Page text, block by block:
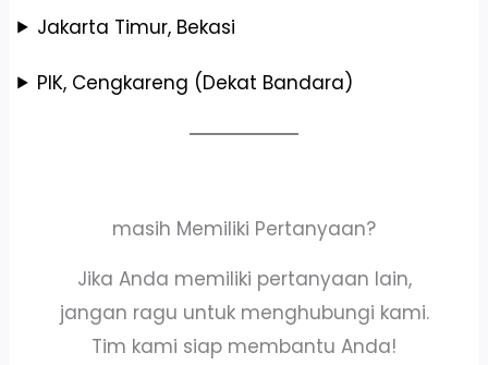
Jakarta Timur, Bekasi
PIK, Cengkareng (Dekat Bandara)
masih Memiliki Pertanyaan?
Jika Anda memiliki pertanyaan lain,
jangan ragu untuk menghubungi kami.
Tim kami siap membantu Anda!